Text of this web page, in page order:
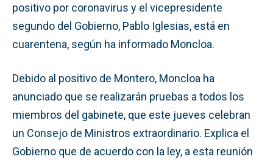
positivo por coronavirus y el vicepresidente
segundo del Gobierno, Pablo Iglesias, está en
cuarentena, según ha informado Moncloa.
Debido al positivo de Montero, Moncloa ha
anunciado que se realizarán pruebas a todos los
miembros del gabinete, que este jueves celebran
un Consejo de Ministros extraordinario. Explica el
Gobierno que de acuerdo con la ley, a esta reunión